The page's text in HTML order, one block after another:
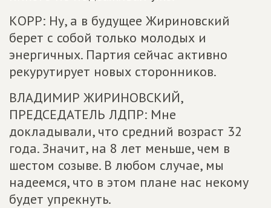
КОРР: Ну, а в будущее Жириновский
берет с собой только молодых и
энергичных. Партия сейчас активно
рекурутирует новых сторонников.
ВЛАДИМИР ЖИРИНОВСКИЙ,
ПРЕДСЕДАТЕЛЬ ЛДПР: Мне
докладывали, что средний возраст 32
года. Значит, на 8 лет меньше, чем в
шестом созыве. В любом случае, мы
надеемся, что в этом плане нас некому
будет упрекнуть.